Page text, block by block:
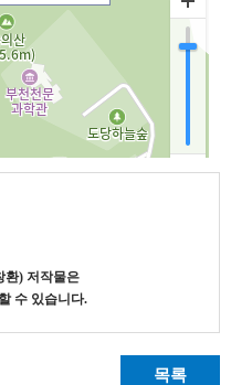
환) 저작물은
수 있습니다.
목록